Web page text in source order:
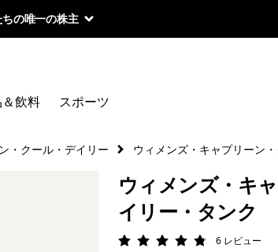
の唯一の株主
飲料 スポーツ
・クール・デイリー ウィメンズ・キャプリーン
ウィメンズ・キ
イリー・タンク
評価: 4.8 / 5
6 レビュー